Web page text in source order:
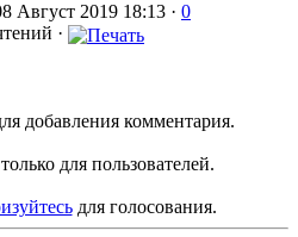
Август 2019 18:13 · 0
·
добавления комментария.
для пользователей.
для голосования.